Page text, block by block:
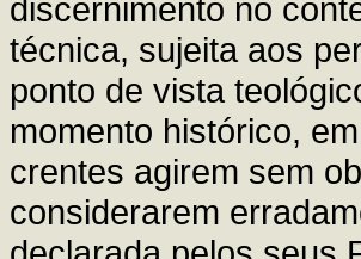
discernimento no
técnica, sujeita aos
ponto de vista
momento histórico,
crentes agirem sem
considerarem